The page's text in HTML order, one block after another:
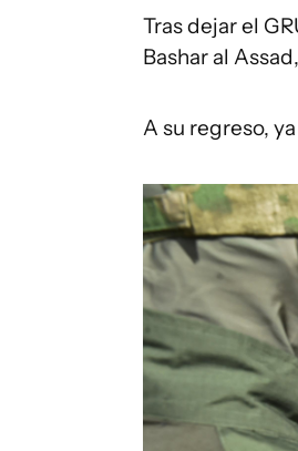
Tras dejar el
Bashar al
A su regreso,